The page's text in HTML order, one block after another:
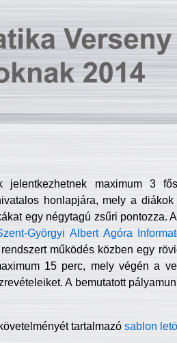
jelentkezhetnek maximum 3
honlapjára, mely a
egy négytagú zsűri pontozza.
Györgyi Albert Agóra
működés közben egy
15 perc, mely végén a
A bemutatott
tartalmazósablon